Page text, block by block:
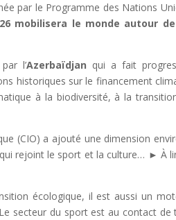
par le Programme des Nations
mobilisera le monde autour
l’Azerbaïdjan qui a fait
historiques sur le financement
à la biodiversité, à la
(CIO) a ajouté une dimension
rejoint le sport et la culture… ► À
écologique, il est aussi un
secteur du sport est au contact